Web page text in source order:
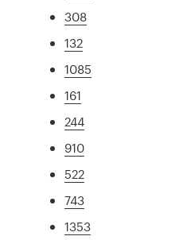
308
132
1085
161
244
910
522
743
1353